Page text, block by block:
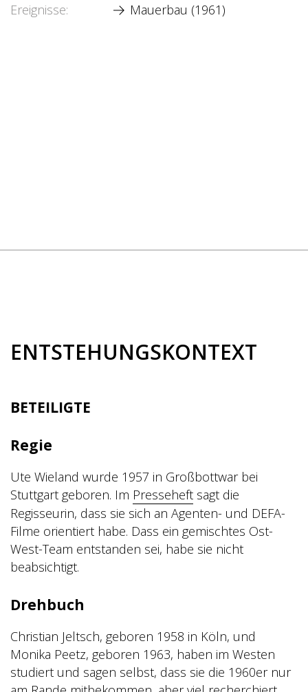
Ereignisse
Mauerbau (1961)
ENTSTEHUNGSKONTEXT
BETEILIGTE
Regie
Ute Wieland wurde 1957 in Großbottwar bei
Stuttgart geboren. Im Presseheft sagt die
Regisseurin, dass sie sich an Agenten- und DEFA-
Filme orientiert habe. Dass ein gemischtes Ost-
West-Team entstanden sei, habe sie nicht
beabsichtigt.
Drehbuch
Christian Jeltsch, geboren 1958 in Köln, und
Monika Peetz, geboren 1963, haben im Westen
studiert und sagen selbst, dass sie die 1960er nur